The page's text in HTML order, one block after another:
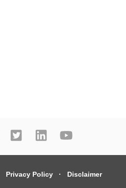
Privacy Policy Disclaimer